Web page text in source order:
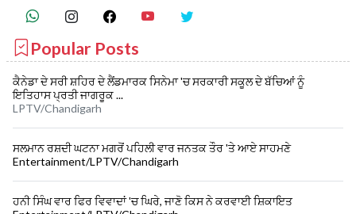
Popular Posts
ਕੈਨੇਡਾ ਦੇ ਸਰੀ ਸ਼ਹਿਰ ਦੇ ਲੈਂਡਮਾਰਕ ਸਿਨੇਮਾ 'ਚ ਸਰਕਾਰੀ ਸਕੂਲ ਦੇ ਬੱਚਿਆਂ ਨੂੰ
ਇਤਿਹਾਸ ਪ੍ਰਤੀ ਜਾਗਰੂਕ ...
LPTV/Chandigarh
ਸਲਮਾਨ ਰਸ਼ਦੀ ਘਟਨਾ ਮਗਰੋਂ ਪਹਿਲੀ ਵਾਰ ਜਨਤਕ ਤੌਰ 'ਤੇ ਆਏ ਸਾਹਮਣੇ
Entertainment/LPTV/Chandigarh
ਹਨੀ ਸਿੰਘ ਵਾਰ ਫਿਰ ਵਿਵਾਦਾਂ 'ਚ ਘਿਰੇ, ਜਾਣੋ ਕਿਸ ਨੇ ਕਰਵਾਈ ਸ਼ਿਕਾਇਤ